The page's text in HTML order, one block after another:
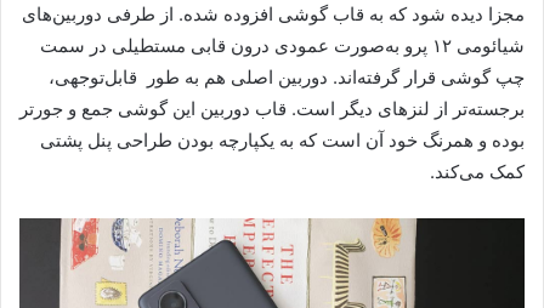
مجزا دیده شود که به قاب گوشی افزوده شده. از طرفی دوربین‌های
شیائومی ۱۲ پرو به‌صورت عمودی درون قابی مستطیلی در سمت
چپ گوشی قرار گرفته‌اند. دوربین اصلی هم به طور قابل‌توجهی،
برجسته‌تر از لنزهای دیگر است. قاب دوربین این گوشی جمع و جورتر
بوده و همرنگ خود آن است که به یکپارچه بودن طراحی پنل پشتی
کمک می‌کند.